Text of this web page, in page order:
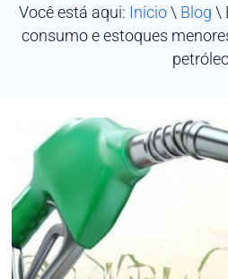
Você está aqui: Início\ Blog \
consumo e estoques